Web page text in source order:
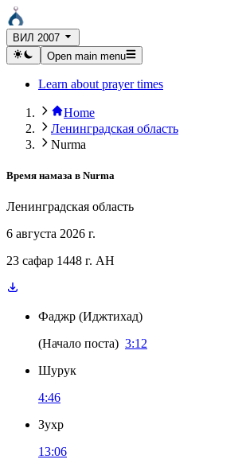
ВИЛ 2007
Open main menu
Learn about prayer times
Home
Ленинградская область
Nurma
Время намаза в Nurma
Ленинградская область
6 августа 2026 г.
23 сафар 1448 г. AH
Фаджр (Иджтихад)
(Начало поста) 3:12
Шурук
4:46
Зухр
13:06